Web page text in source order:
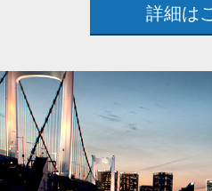
詳細は